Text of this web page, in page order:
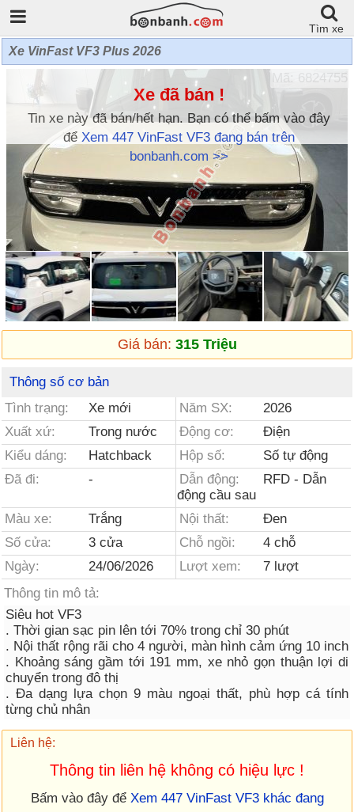
Tìm xe
Xe VinFast VF3 Plus 2026
Xe đã bán !
Tin xe này đã bán/hết hạn. Bạn có thể bấm vào đây
để Xem 447 VinFast VF3 đang bán trên
bonbanh.com >>
Mã: 6824755
Giá bán: 315 Triệu
Thông số cơ bản
Tình trạng:
Xe mới Năm SX:
2026
Xuất xứ:
Trong nước Động cơ:
Điện
Kiểu dáng:
Hatchback Hộp số:
Số tự động
Đã đi:
- Dẫn động:
RFD - Dẫn
động cầu sau
Màu xe:
Trắng Nội thất:
Đen
Số cửa:
3 cửa Chỗ ngồi:
4 chỗ
Ngày:
24/06/2026 Lượt xem:
7 lượt
Thông tin mô tả:
Siêu hot VF3
. Thời gian sạc pin lên tới 70% trong chỉ 30 phút
. Nội thất rộng rãi cho 4 người, màn hình cảm ứng 10 inch
. Khoảng sáng gầm tới 191 mm, xe nhỏ gọn thuận lợi di
chuyển trong đô thị
. Đa dạng lựa chọn 9 màu ngoại thất, phù hợp cá tính
từng chủ nhân
Liên hệ:
Thông tin liên hệ không có hiệu lực !
Bấm vào đây để Xem 447 VinFast VF3 khác đang